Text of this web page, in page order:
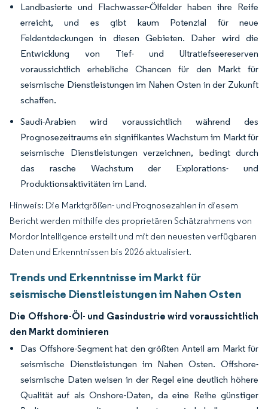
Landbasierte und Flachwasser-Ölfelder haben ihre Reife
erreicht, und es gibt kaum Potenzial für neue
Feldentdeckungen in diesen Gebieten. Daher wird die
Entwicklung von Tief- und Ultratiefseereserven
voraussichtlich erhebliche Chancen für den Markt für
seismische Dienstleistungen im Nahen Osten in der Zukunft
schaffen.
Saudi-Arabien wird voraussichtlich während des
Prognosezeitraums ein signifikantes Wachstum im Markt für
seismische Dienstleistungen verzeichnen, bedingt durch
das rasche Wachstum der Explorations- und
Produktionsaktivitäten im Land.
Hinweis: Die Marktgrößen- und Prognosezahlen in diesem
Bericht werden mithilfe des proprietären Schätzrahmens von
Mordor Intelligence erstellt und mit den neuesten verfügbaren
Daten und Erkenntnissen bis 2026 aktualisiert.
Trends und Erkenntnisse im Markt für
seismische Dienstleistungen im Nahen Osten
Die Offshore-Öl- und Gasindustrie wird voraussichtlich
den Markt dominieren
Das Offshore-Segment hat den größten Anteil am Markt für
seismische Dienstleistungen im Nahen Osten. Offshore-
seismische Daten weisen in der Regel eine deutlich höhere
Qualität auf als Onshore-Daten, da eine Reihe günstiger